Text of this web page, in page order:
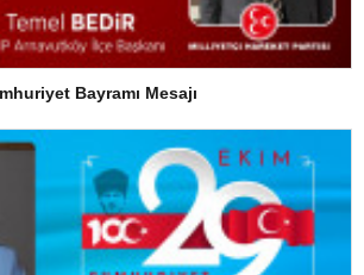
Bayramı Mesajı